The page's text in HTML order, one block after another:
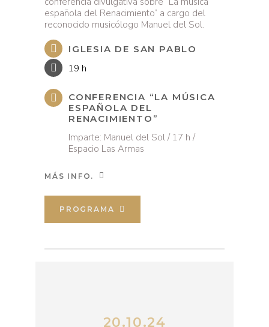
española del Renacimiento” a cargo del
reconocido musicólogo Manuel del Sol.
IGLESIA DE SAN PABLO
19 h
CONFERENCIA “LA MÚSICA
ESPAÑOLA DEL
RENACIMIENTO”
Imparte: Manuel del Sol / 17 h /
Espacio Las Armas
MÁS INFO.
PROGRAMA
20.10.24